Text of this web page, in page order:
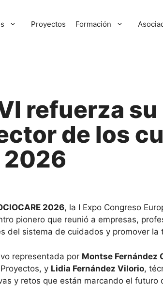
Proyectos Formación
refuerza
de los
2026
2026, la I Expo Congreso
pionero que reunió a empresas,
del sistema de cuidados y promover
representada por Montse Fernández
y Lidia Fernández Vilorio,
y retos que están marcando el futuro